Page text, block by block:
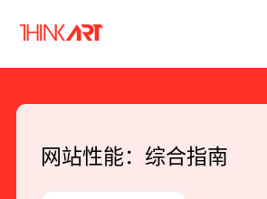
网站性能：综合指南